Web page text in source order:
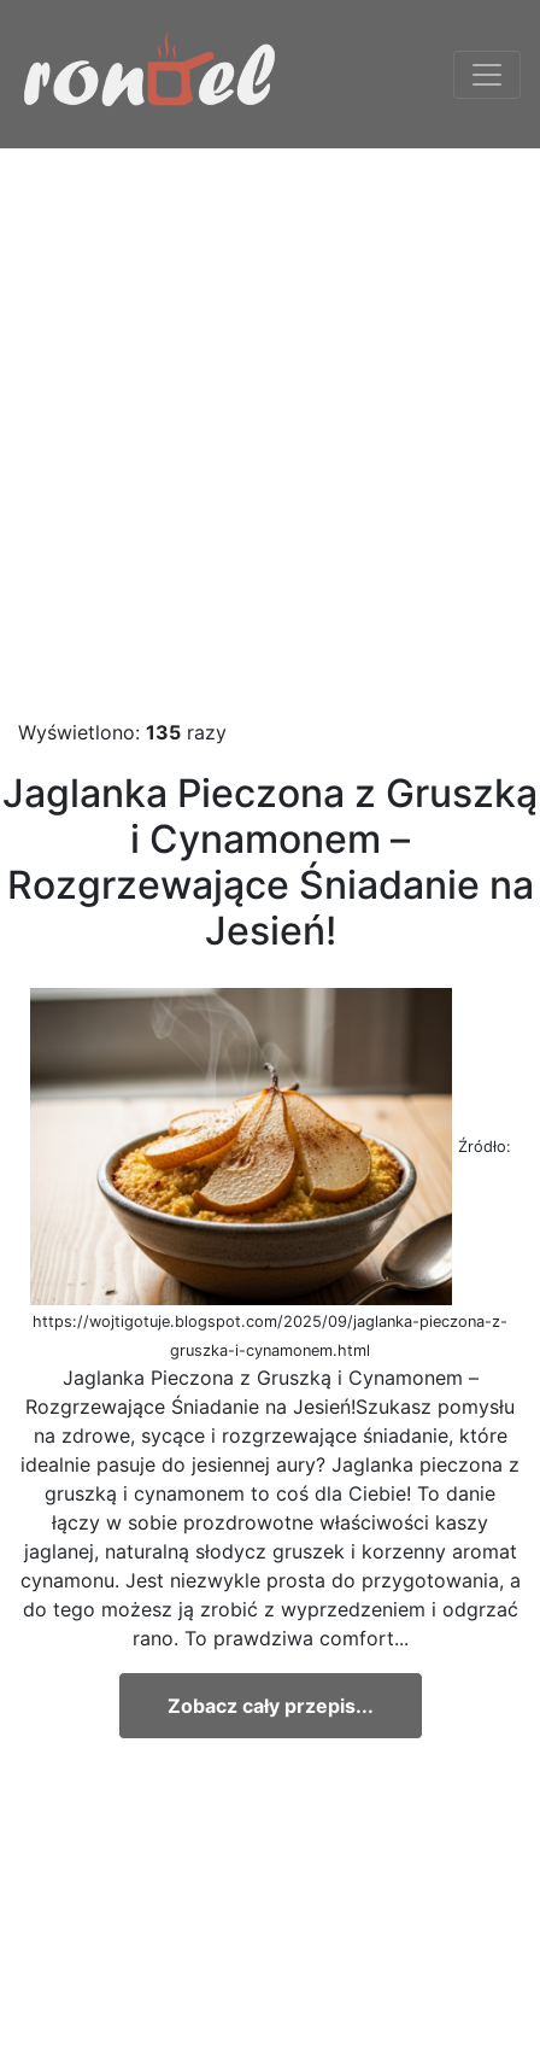
Wyświetlono: 135 razy
Jaglanka Pieczona z Gruszką
i Cynamonem –
Rozgrzewające Śniadanie na
Jesień!
Źródło:
https://wojtigotuje.blogspot.com/2025/09/jaglanka-pieczona-z-
gruszka-i-cynamonem.html
Jaglanka Pieczona z Gruszką i Cynamonem –
Rozgrzewające Śniadanie na Jesień!Szukasz pomysłu
na zdrowe, sycące i rozgrzewające śniadanie, które
idealnie pasuje do jesiennej aury? Jaglanka pieczona z
gruszką i cynamonem to coś dla Ciebie! To danie
łączy w sobie prozdrowotne właściwości kaszy
jaglanej, naturalną słodycz gruszek i korzenny aromat
cynamonu. Jest niezwykle prosta do przygotowania, a
do tego możesz ją zrobić z wyprzedzeniem i odgrzać
rano. To prawdziwa comfort...
Zobacz cały przepis...